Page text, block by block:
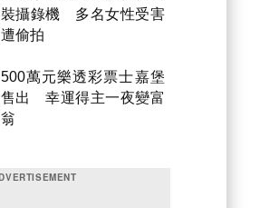
裝攝錄機 多名女性受害
遭偷拍
500萬元樂透彩票士嘉堡
售出 幸運得主一夜變富
翁